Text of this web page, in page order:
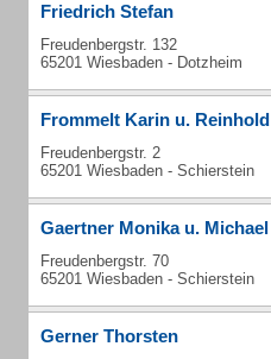
Friedrich Stefan
Freudenbergstr. 132
65201 Wiesbaden - Dotzheim
Frommelt Karin u. Reinhold
Freudenbergstr. 2
65201 Wiesbaden - Schierstein
Gaertner Monika u. Michael
Freudenbergstr. 70
65201 Wiesbaden - Schierstein
Gerner Thorsten